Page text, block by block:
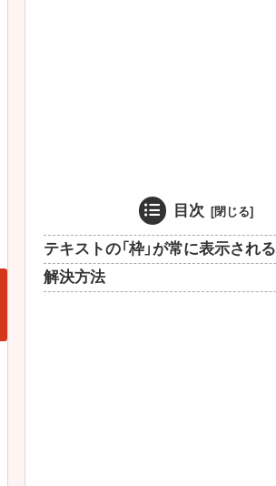
目次
テキストの「枠」が常に表示される
解決方法